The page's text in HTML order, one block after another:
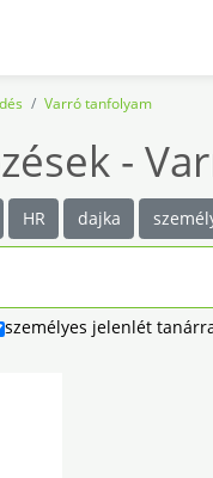
Varró tanfolyam
-
HR dajka
személyes jelenlét